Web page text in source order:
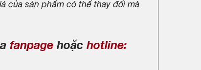
của sản phẩm có thể thay đổi mà
fanpage hoặc hotline: